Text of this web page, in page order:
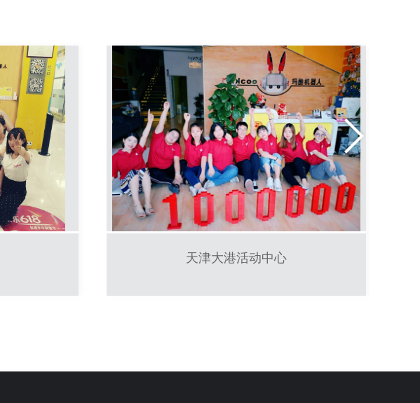
天津大港活动中心